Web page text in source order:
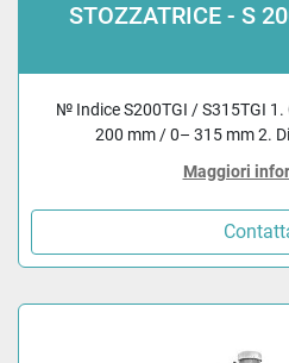
STOZZATRICE - S
№ Indice S200TGI / S315TGI
200 mm / 0– 315 mm 2.
Maggiori